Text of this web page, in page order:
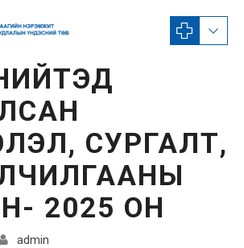
СУРГАЛТ,
2025 ОН
admin